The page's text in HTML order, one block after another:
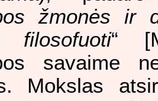
žmonės ir
filosofuoti“
savaime
Mokslas